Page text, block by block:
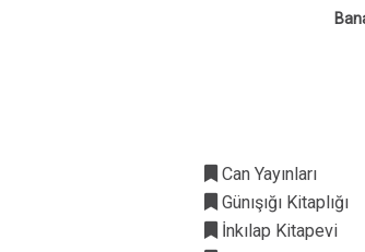
Can Yayınları
Günışığı Kitaplığı
İnkılap Kitapevi